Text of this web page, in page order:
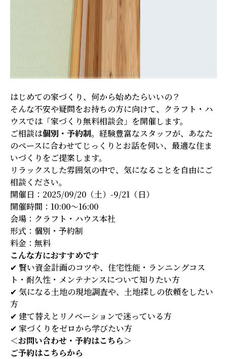
はじめての家づくり、何から始めたらいいの？
そんな不安や疑問をお持ちの方に向けて、クラフト・ハ
ウスでは「家づくり無料相談会」を開催します。
ご相談は個別・予約制。経験豊富なスタッフが、あなた
のペースに合わせてじっくりとお話を伺い、最適な住ま
いづくりをご提案します。
リラックスした雰囲気の中で、気になることを自由にご
相談ください。
開催日：2025/09/20（土）-9/21（日）
開催時間：10:00～16:00
会場：クラフト・ハウス本社
形式：個別・予約制
料金：無料
こんな方におすすめです
✔ 賢い資金計画のコツや、住宅性能・ランニングコス
ト・耐久性・メンテナンスについて知りたい方
✔ 気になる土地の現地調査や、土地探しの依頼をしたい
方
✔ 建て替えとリノベーションで迷っている方
✔ 家づくりをゼロから学びたい方
＜お問い合わせ・予約はこちら＞
ご予約はこちらから